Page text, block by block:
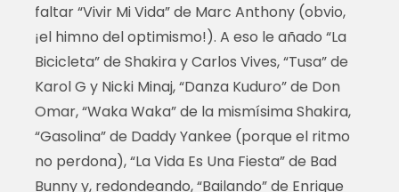
faltar “Vivir Mi Vida” de Marc Anthony (obvio,
¡el himno del optimismo!). A eso le añado “La
Bicicleta” de Shakira y Carlos Vives, “Tusa” de
Karol G y Nicki Minaj, “Danza Kuduro” de Don
Omar, “Waka Waka” de la mismísima Shakira,
“Gasolina” de Daddy Yankee (porque el ritmo
no perdona), “La Vida Es Una Fiesta” de Bad
Bunny y, redondeando, “Bailando” de Enrique